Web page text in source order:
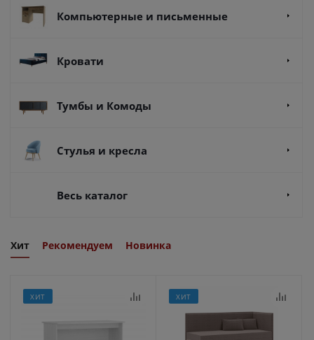
Компьютерные и письменные
Кровати
Тумбы и Комоды
Стулья и кресла
Весь каталог
Хит Рекомендуем Новинка
ХИТ ХИТ